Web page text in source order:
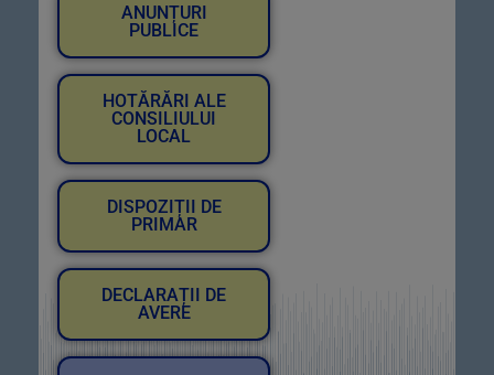
ANUNȚURI
PUBLICE
HOTĂRĂRI ALE
CONSILIULUI
LOCAL
DISPOZIȚII DE
PRIMAR
DECLARAȚII DE
AVERE